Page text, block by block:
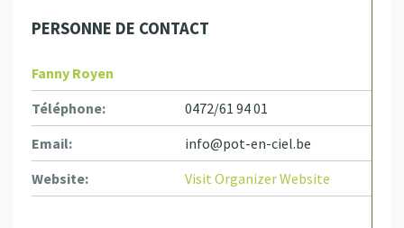
PERSONNE DE CONTACT
Fanny Royen
Téléphone:
0472/61 94 01
Email:
info@pot-en-ciel.be
Website:
Visit Organizer Website